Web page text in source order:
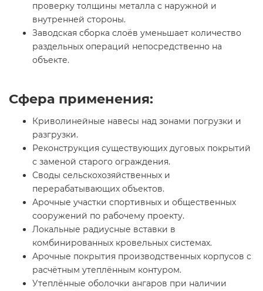
проверку толщины металла с наружной и
внутренней стороны.
Заводская сборка слоёв уменьшает количество
раздельных операций непосредственно на
объекте.
Сфера применения:
Криволинейные навесы над зонами погрузки и
разгрузки.
Реконструкция существующих дуговых покрытий
с заменой старого ограждения.
Своды сельскохозяйственных и
перерабатывающих объектов.
Арочные участки спортивных и общественных
сооружений по рабочему проекту.
Локальные радиусные вставки в
комбинированных кровельных системах.
Арочные покрытия производственных корпусов с
расчётным утеплённым контуром.
Утеплённые оболочки ангаров при наличии